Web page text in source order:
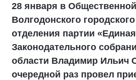
28 января в
Волгодонского
отделения партии
Законодательного
области Владимир Ильич
очередной раз провел